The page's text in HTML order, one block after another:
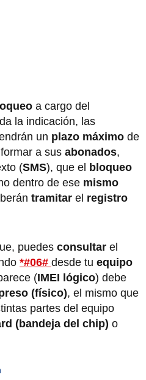
a cargo del
la indicación, las
un plazo máximo de
a sus abonados,
(SMS), que el bloqueo
dentro de ese mismo
tramitar el registro
puedes consultar el
*#06# desde tu equipo
(IMEI lógico) debe
(físico), el mismo que
partes del equipo
(bandeja del chip) o